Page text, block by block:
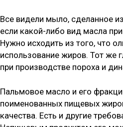
Все видели мыло, сделанное
если какой-либо вид масла
Нужно исходить из того, что
использование жиров. Тот же
при производстве пороха и
Пальмовое масло и его
поименованных пищевых
качества. Есть и другие